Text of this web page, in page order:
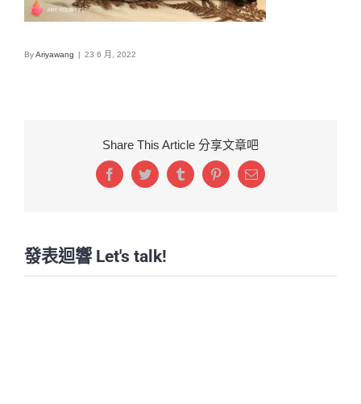
ByAriyawang | 23 6 月, 2022
Share This Article 分享文章吧
FacebookTwitterTumblrPinterestEmail:
發表迴響 Let's talk!